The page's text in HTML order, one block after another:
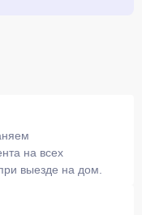
на всех
выезде на дом.